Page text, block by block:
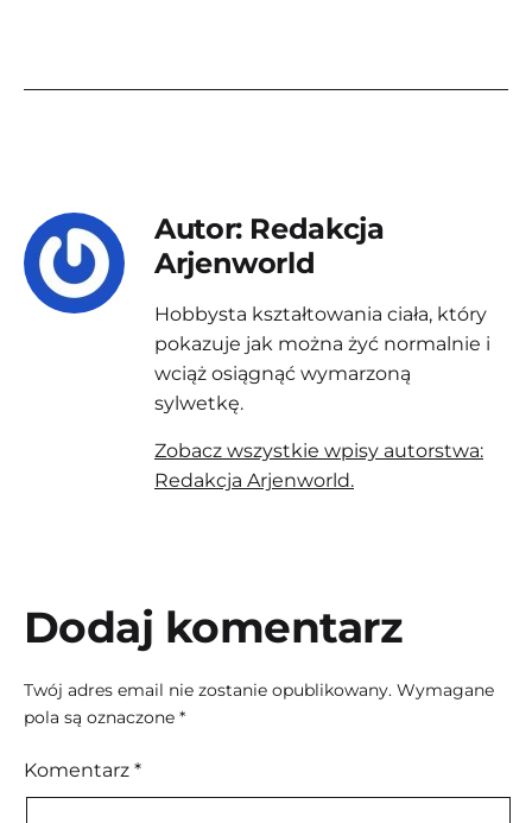
Autor: Redakcja
Arjenworld
Hobbysta kształtowania ciała, który
pokazuje jak można żyć normalnie i
wciąż osiągnąć wymarzoną
sylwetkę.
Zobacz wszystkie wpisy autorstwa:
Redakcja Arjenworld.
Dodaj komentarz
Twój adres email nie zostanie opublikowany. Wymagane
pola są oznaczone *
Komentarz *